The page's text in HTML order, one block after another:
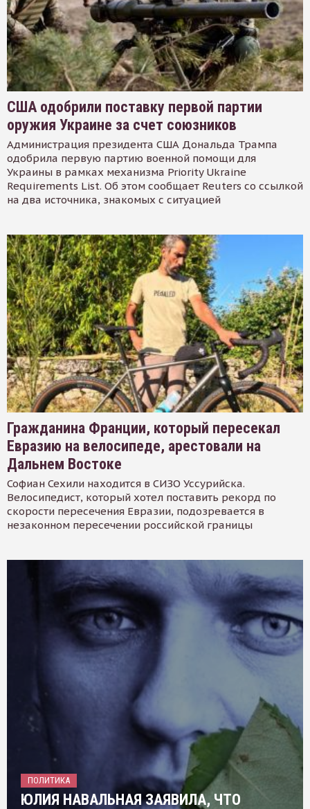
США одобрили поставку первой партии
оружия Украине за счет союзников
Администрация президента США Дональда Трампа
одобрила первую партию военной помощи для
Украины в рамках механизма Priority Ukraine
Requirements List. Об этом сообщает Reuters со ссылкой
на два источника, знакомых с ситуацией
Гражданина Франции, который пересекал
Евразию на велосипеде, арестовали на
Дальнем Востоке
Софиан Сехили находится в СИЗО Уссурийска.
Велосипедист, который хотел поставить рекорд по
скорости пересечения Евразии, подозревается в
незаконном пересечении российской границы
ПОЛИТИКА
ЮЛИЯ НАВАЛЬНАЯ ЗАЯВИЛА, ЧТО